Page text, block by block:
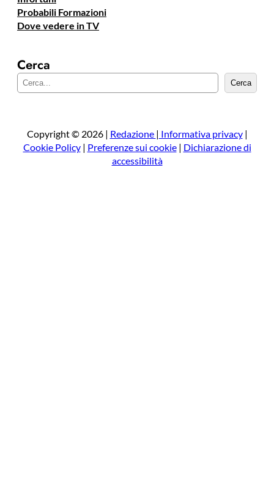
Probabili Formazioni
Dove vedere in TV
Cerca
e
a
Cerca
Copyright © 2026 | Redazione | Informativa privacy|
Cookie Policy| Preferenze sui cookie| Dichiarazione di
accessibilità